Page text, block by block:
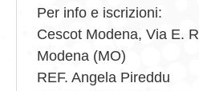
Per info e iscrizioni:
Cescot Modena, Via E.
Modena (MO)
REF. Angela Pireddu